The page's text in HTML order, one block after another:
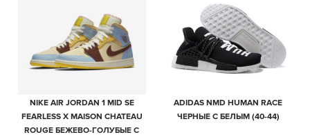
NIKE AIR JORDAN 1 MID SE
FEARLESS X MAISON CHATEAU
ROUGE БЕЖЕВО-ГОЛУБЫЕ С
ADIDAS NMD HUMAN RACE
ЧЕРНЫЕ С БЕЛЫМ (40-44)